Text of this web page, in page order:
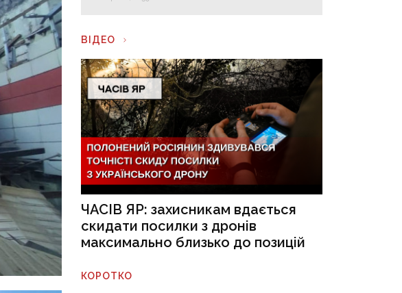
ВІДЕО
ЧАСІВ ЯР: захисникам вдається
скидати посилки з дронів
максимально близько до позицій
КОРОТКО